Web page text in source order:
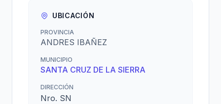
UBICACIÓN
PROVINCIA
ANDRES IBAÑEZ
MUNICIPIO
SANTA CRUZ DE LA SIERRA
DIRECCIÓN
Nro. SN